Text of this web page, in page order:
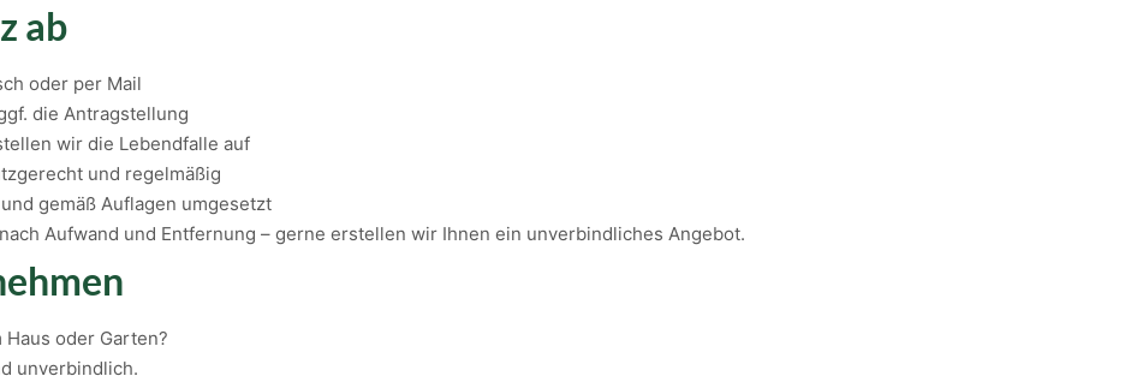
ab
oder per Mail
die Antragstellung
wir die Lebendfalle auf
und regelmäßig
gemäß Auflagen umgesetzt
Aufwand und Entfernung – gerne erstellen wir Ihnen ein unverbindliches Angebot.
oder Garten?
unverbindlich.